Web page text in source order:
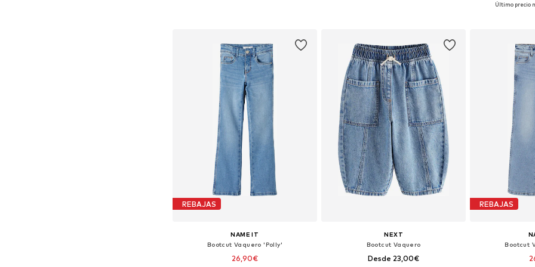
Disponible
Último precio
REBAJAS
NAME IT
Bootcut Vaquero 'Polly'
26,90€
NEXT
Bootcut Vaquero
Desde 23,00€
REBAJAS
Bootcut